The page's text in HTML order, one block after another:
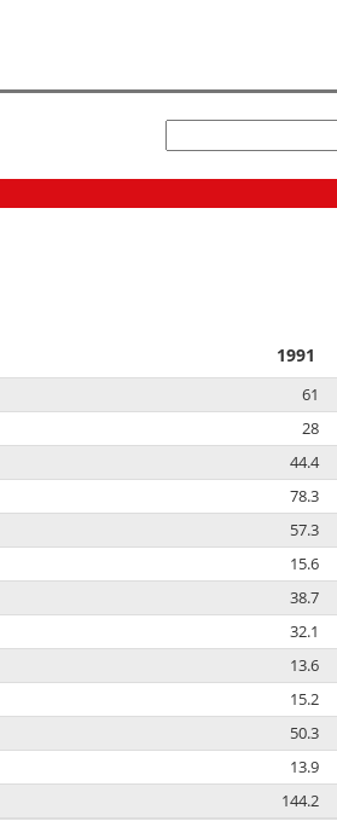
1991
61
28
44.4
78.3
57.3
15.6
38.7
32.1
13.6
15.2
50.3
13.9
144.2